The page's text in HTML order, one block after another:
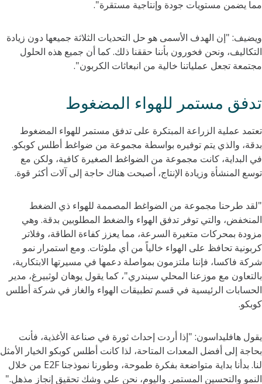
مما يضمن مستويات جودة وإنتاجية مستقرة".
ويضيف: "إن الهدف الأسمى هو حل التحديات الثلاثة جميعها دون زيادة
التكاليف، ونحن فخورون بأننا حققنا ذلك. كما أن جميع هذه الحلول
مجتمعة تجعل عملياتنا خالية من انبعاثات الكربون".
تدفق مستمر للهواء المضغوط
تعتمد عملية الزراعة المبتكرة على تدفق مستمر للهواء المضغوط
بدقة، والذي يتم توفيره بواسطة مجموعة من ضواغط أطلس كوبكو.
في البداية، كانت مجموعة من الضواغط الصغيرة كافية، ولكن مع
توسع المنشأة وزيادة الإنتاج، أصبحت هناك حاجة إلى آلات أكثر قوة.
"لقد طرحنا مجموعة من الضواغط المصممة للهواء ذي الضغط
المنخفض، والتي توفر تدفق الهواء والضغط المطلوبين بدقة. وهي
مزودة بمحركات متغيرة السرعة، مما يعزز كفاءة الطاقة، وفلاتر
كربونية تحافظ على الهواء خالياً من أي ملوثات. ومع استمرار نمو
شركة فاكسا، فإننا ملتزمون بمواصلة دعمها في مسيرتها الابتكارية،
بالتعاون مع موزعنا المحلي سيندري"، كما يقول يوهان لوثبيرغ، مدير
الحسابات الرئيسية في قسم تطبيقات الهواء والغاز في شركة أطلس
كوبكو.
يقول هافليداسون: "إذا أردت إحداث ثورة في صناعة الأغذية، فأنت
بحاجة إلى أفضل المعدات المتاحة، لذا كانت أطلس كوبكو الخيار الأمثل
لنا. بدأنا بداية متواضعة بفكرة طموحة، وطورنا نموذجنا E2F من خلال
النمو والتحسين المستمر. واليوم، نحن على وشك تحقيق إنجاز مذهل."